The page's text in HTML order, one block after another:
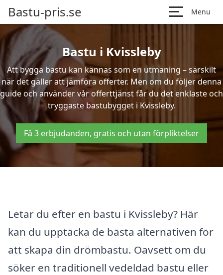
Bastu-pris.se Menu
Bastu i Kvissleby
Att bygga bastu kan kännas som en utmaning – särskilt
när det gäller att jämföra offerter. Men om du följer denna
guide och använder vår offerttjänst får du det enklaste och
tryggaste bastubygget i Kvissleby.
Få 3 erbjudanden, gratis och utan förpliktelser
Letar du efter en bastu i Kvissleby? Här
kan du upptäcka de bästa alternativen för
att skapa din drömbastu. Oavsett om du
söker en traditionell vedeldad bastu eller